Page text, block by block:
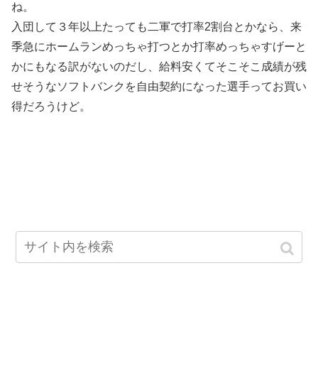
ね。
入団して３年以上たっても二軍で打率2割台とかなら、来
季急にホームランめっちゃ打つとか打率めっちゃすげーと
かにもなる訳がないのだし、給料安くてそこそこ成績が残
せそうなソフトバンクを自由契約になった選手ってお買い
得だろうけど。